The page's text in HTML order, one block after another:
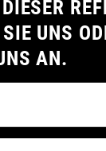
UNS
AN.